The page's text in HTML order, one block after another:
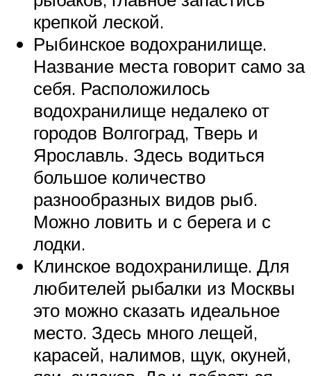
крепкой леской.
Рыбинское водохранилище.
Название места говорит само за
себя. Расположилось
водохранилище недалеко от
городов Волгоград, Тверь и
Ярославль. Здесь водиться
большое количество
разнообразных видов рыб.
Можно ловить и с берега и с
лодки.
Клинское водохранилище. Для
любителей рыбалки из Москвы
это можно сказать идеальное
место. Здесь много лещей,
карасей, налимов, щук, окуней,